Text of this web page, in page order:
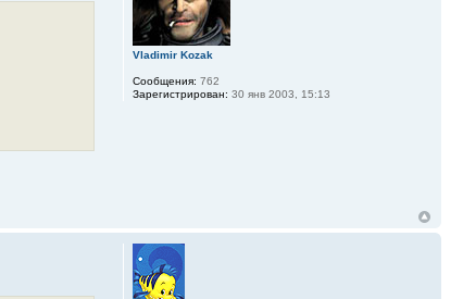
Vladimir Kozak
Сообщения: 762
Зарегистрирован: 30 янв 2003, 15:13